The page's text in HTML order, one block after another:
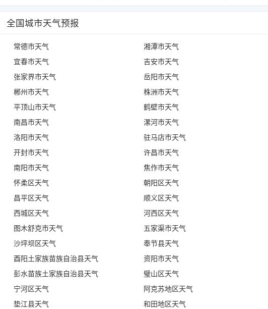
全国城市天气预报
常德市天气 湘潭市天气
宜春市天气
吉安市天气
张家界市天气
岳阳市天气
郴州市天气
株洲市天气
平顶山市天气
鹤壁市天气
南昌市天气
漯河市天气
洛阳市天气
驻马店市天气
开封市天气
许昌市天气
南阳市天气
焦作市天气
怀柔区天气
朝阳区天气
昌平区天气
顺义区天气
西城区天气
河西区天气
图木舒克市天气
五家渠市天气
沙坪坝区天气
奉节县天气
酉阳土家族苗族自治县天气
资阳市天气
彭水苗族土家族自治县天气
璧山区天气
宁河区天气
阿克苏地区天气
垫江县天气
和田地区天气